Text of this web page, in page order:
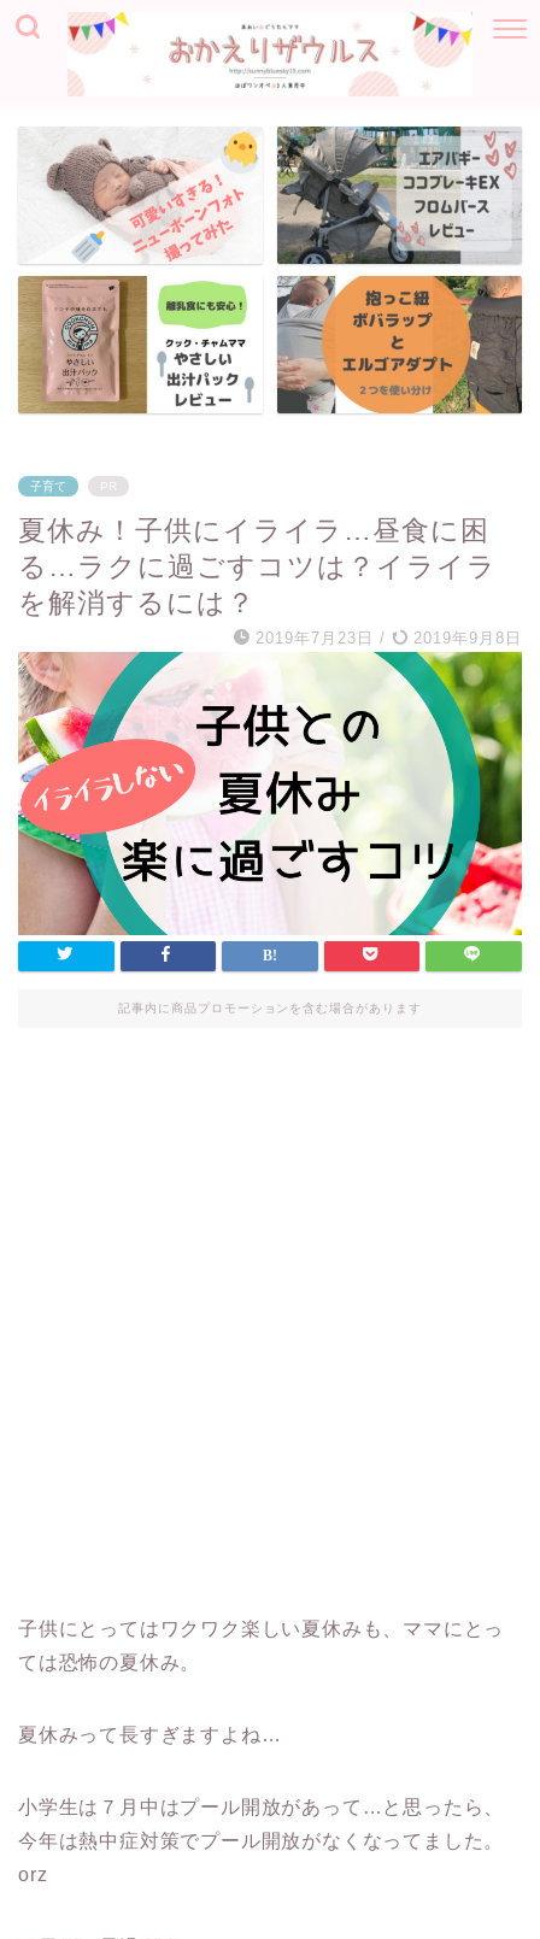
子育て PR
夏休み！子供にイライラ…昼食に困
る…ラクに過ごすコツは？イライラ
を解消するには？
2019年7月23日 / 2019年9月8日
記事内に商品プロモーションを含む場合があります
子供にとってはワクワク楽しい夏休みも、ママにとっ
ては恐怖の夏休み。
夏休みって長すぎますよね…
小学生は７月中はプール開放があって…と思ったら、
今年は熱中症対策でプール開放がなくなってました。
orz